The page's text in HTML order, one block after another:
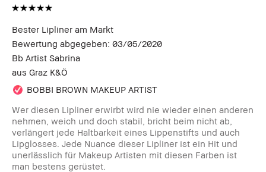
Bester Lipliner am Markt
Bewertung abgegeben: 03/05/2020
Bb Artist Sabrina
aus Graz K&Ö
BOBBI BROWN MAKEUP ARTIST
Wer diesen Lipliner erwirbt wird nie wieder einen anderen
nehmen, weich und doch stabil, bricht beim nicht ab,
verlängert jede Haltbarkeit eines Lippenstifts und auch
Lipglosses. Jede Nuance dieser Lipliner ist ein Hit und
unerlässlich für Makeup Artisten mit diesen Farben ist
man bestens gerüstet.